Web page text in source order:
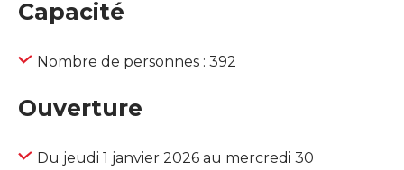
Capacité
Nombre de personnes : 392
Ouverture
Du jeudi 1 janvier 2026 au mercredi 30